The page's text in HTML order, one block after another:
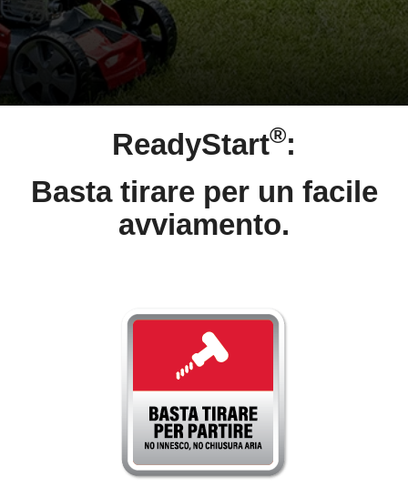
ReadyStart®:
Basta tirare per un facile
avviamento.